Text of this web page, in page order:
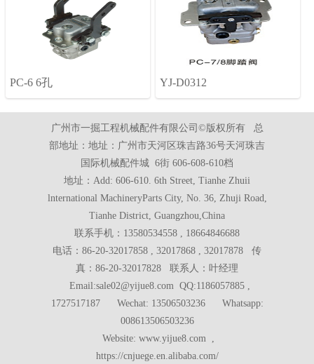
PC-6 6孔 YJ-D0312
广州市一掘工程机械配件有限公司©版权所有 总
部地址：地址：广州市天河区珠吉路36号天河珠吉
国际机械配件城 6街 606-608-610档
地址：Add: 606-610. 6th Street, Tianhe Zhuii
lnternational MachineryParts City, No. 36, Zhuji Road,
Tianhe District, Guangzhou,China
联系手机：13580534558 , 18664846688
电话：86-20-32017858 , 32017868 , 32017878 传
真：86-20-32017828 联系人：叶经理
Email:sale02@yijue8.com QQ:1186057885 ,
1727517187 Wechat: 13506503236 Whatsapp:
008613506503236
Website: www.yijue8.com ,
https://cnjuege.en.alibaba.com/